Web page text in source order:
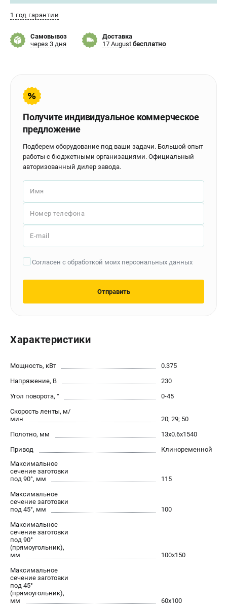
ИНФОРМАЦИЯ
Контакты
Доставка
Оплата
Бонусная программа
Новости
Пользовательское соглашение
ПОЛЕЗНЫЕ МАТЕРИАЛЫ
Как выбрать заточной станок?
Основные виды сверлильных станков и их назначение
Арматурогибы ручные и электрические
Токарные станки и их особенности
ТЕЛЕФОН (САНКТ-ПЕТЕРБУРГ)
+7 (812) 564-50-74
Информация размещённая на сайте не является публичной
8 (812) 564-50-74
zakaz@stalex-shop.ru
1 год гарантии
Самовывоз
через 3 дня
Доставка
17 August бесплатно
Получите индивидуальное коммерческое
предложение
Подберем оборудование под ваши задачи. Большой опыт
работы с бюджетными организациями. Официальный
авторизованный дилер завода.
Имя
Номер телефона
E-mail
Согласен с обработкой моих персональных данных
Отправить
Характеристики
Мощность, кВт
0.375
Напряжение, В
230
Угол поворота, °
0-45
Скорость ленты, м/
мин
20; 29; 50
Полотно, мм
13х0.6х1540
Привод
Клиноременной
Максимальное
сечение заготовки
под 90°, мм
115
Максимальное
сечение заготовки
под 45°, мм
100
Максимальное
сечение заготовки
под 90°
(прямоугольник),
мм
100х150
Максимальное
сечение заготовки
под 45°
(прямоугольник),
мм
60х100